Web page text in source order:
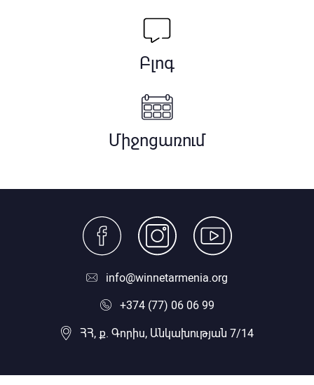
Բլոգ
Միջոցառում
info@winnetarmenia.org
+374 (77) 06 06 99
ՀՀ, ք. Գորիս, Անկախության 7/14